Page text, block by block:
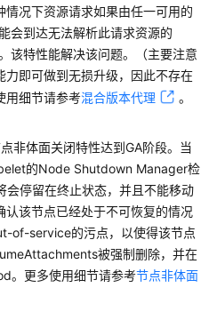
况下资源请求如果由任一可用的
会到达无法解析此请求资源的
该特性能解决该问题。（主要注意
力即可做到无损升级，因此不存在
用细节请参考混合版本代理
。
非体面关闭特性达到GA阶段。当
的Node Shutdown Manager检
停留在终止状态，并且不能移动
认该节点已经处于不可恢复的情况
of-service的污点，以使得该节点
被强制删除，并在
。更多使用细节请参考节点非体面